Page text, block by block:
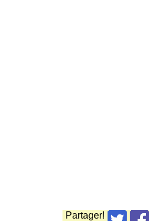
Partager!